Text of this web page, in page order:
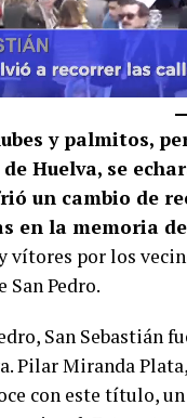
y palmitos,
Huelva, se
un cambio de
en la memoria
vítores por los
San Pedro.
San
Pilar Miranda
con este título,